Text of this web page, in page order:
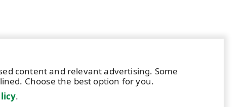
content and relevant advertising. Some
Choose the best option for you.
.